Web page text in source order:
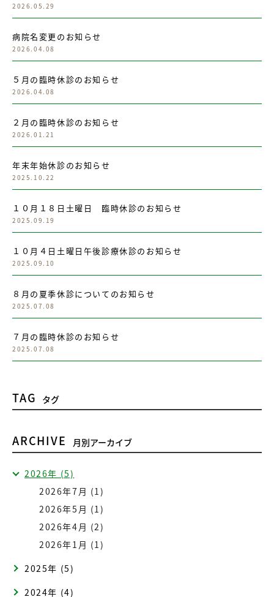
2026.05.29
病院名変更のお知らせ
2026.04.08
５月の臨時休診のお知らせ
2026.04.08
２月の臨時休診のお知らせ
2026.01.21
年末年始休診のお知らせ
2025.10.22
１０月１８日土曜日 臨時休診のお知らせ
2025.09.19
１０月４日土曜日午後診療休診のお知らせ
2025.09.10
８月の夏季休診についてのお知らせ
2025.07.08
７月の臨時休診のお知らせ
2025.07.08
TAG タグ
ARCHIVE 月別アーカイブ
2026年 (5)
2026年7月 (1)
2026年5月 (1)
2026年4月 (2)
2026年1月 (1)
2025年 (5)
2024年 (4)